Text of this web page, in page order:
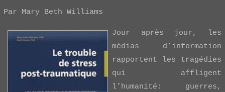
Par Mary Beth Williams
Jour après jour, les
médias d’information
rapportent les tragédies
qui affligent
l’humanité: guerres,